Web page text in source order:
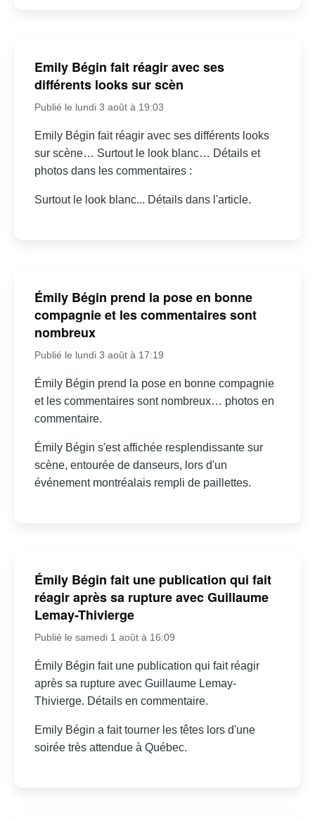
Emily Bégin fait réagir avec ses
différents looks sur scèn
Publié le lundi 3 août à 19:03
Emily Bégin fait réagir avec ses différents looks
sur scène… Surtout le look blanc… Détails et
photos dans les commentaires :
Surtout le look blanc... Détails dans l'article.
Émily Bégin prend la pose en bonne
compagnie et les commentaires sont
nombreux
Publié le lundi 3 août à 17:19
Émily Bégin prend la pose en bonne compagnie
et les commentaires sont nombreux… photos en
commentaire.
Émily Bégin s'est affichée resplendissante sur
scène, entourée de danseurs, lors d'un
événement montréalais rempli de paillettes.
Émily Bégin fait une publication qui fait
réagir après sa rupture avec Guillaume
Lemay-Thivierge
Publié le samedi 1 août à 16:09
Émily Bégin fait une publication qui fait réagir
après sa rupture avec Guillaume Lemay-
Thivierge. Détails en commentaire.
Emily Bégin a fait tourner les têtes lors d'une
soirée très attendue à Québec.